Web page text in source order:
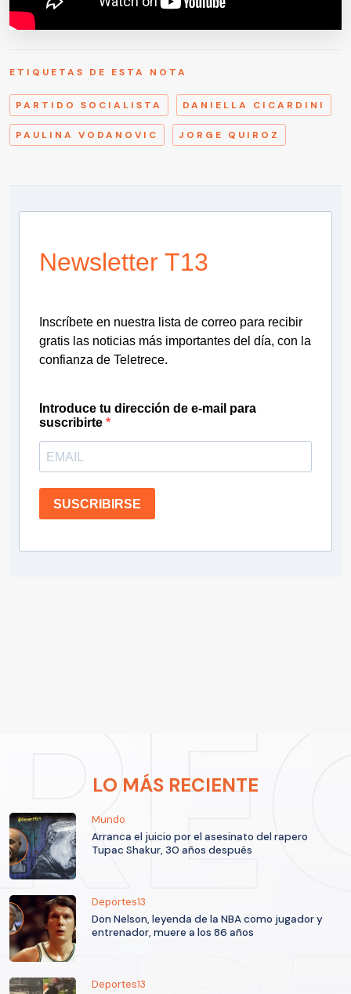
ETIQUETAS DE ESTA NOTA
PARTIDO SOCIALISTA DANIELLA CICARDINI
PAULINA VODANOVIC JORGE QUIROZ
Newsletter T13
Inscríbete en nuestra lista de correo para recibir
gratis las noticias más importantes del día, con la
confianza de Teletrece.
Introduce tu dirección de e-mail para
suscribirte
SUSCRIBIRSE
LO MÁS RECIENTE
Mundo
Arranca el juicio por el asesinato del rapero
Tupac Shakur, 30 años después
Deportes13
Don Nelson, leyenda de la NBA como jugador y
entrenador, muere a los 86 años
Deportes13